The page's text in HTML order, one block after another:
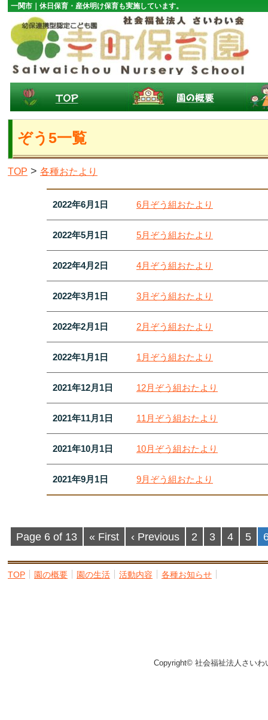
一関市｜休日保育・産休明け保育も実施しています。
ぞう5一覧
TOP > 各種おたより
2022年6月1日 6月ぞう組おたより
2022年5月1日 5月ぞう組おたより
2022年4月2日 4月ぞう組おたより
2022年3月1日 3月ぞう組おたより
2022年2月1日 2月ぞう組おたより
2022年1月1日 1月ぞう組おたより
2021年12月1日 12月ぞう組おたより
2021年11月1日 11月ぞう組おたより
2021年10月1日 10月ぞう組おたより
2021年9月1日 9月ぞう組おたより
Page 6 of 13 « First ‹ Previous 2 3 4 5
TOP 園の概要 園の生活 活動内容 各種お知らせ
Copyright© 社会福祉法人さい